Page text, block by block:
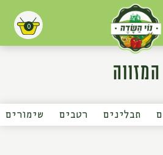
עגלת קניות
0
המזווה
תבלינים רטבים שימורים